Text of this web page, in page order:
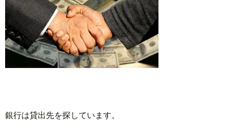
銀行は貸出先を探しています。